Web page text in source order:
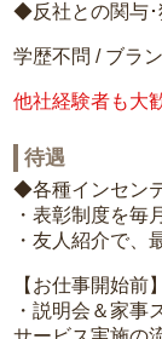
◆反社との関与･
学歴不問 / ブラ
他社経験者も大
待遇
◆各種インセン
・表彰制度を毎
・友人紹介で、
【お仕事開始前】
・説明会＆家事